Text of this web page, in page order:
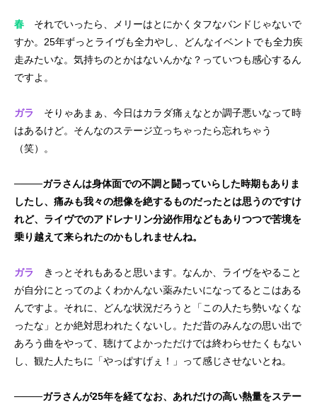
春 それでいったら、メリーはとにかくタフなバンドじゃないで
すか。25年ずっとライヴも全力やし、どんなイベントでも全力疾
走みたいな。気持ちのとかはないんかな？っていつも感心するん
ですよ。
ガラ
そりゃあまぁ、今日はカラダ痛ぇなとか調子悪いなって時
はあるけど。そんなのステージ立っちゃったら忘れちゃう
（笑）。
────ガラさんは身体面での不調と闘っていらした時期もありま
したし、痛みも我々の想像を絶するものだったとは思うのですけ
れど、ライヴでのアドレナリン分泌作用などもありつつで苦境を
乗り越えて来られたのかもしれませんね。
ガラ
きっとそれもあると思います。なんか、ライヴをやること
が自分にとってのよくわかんない薬みたいになってるとこはある
んですよ。それに、どんな状況だろうと「この人たち勢いなくな
ったな」とか絶対思われたくないし。ただ昔のみんなの思い出で
あろう曲をやって、聴けてよかっただけでは終わらせたくもない
し、観た人たちに「やっぱすげぇ！」って感じさせないとね。
────ガラさんが25年を経てなお、あれだけの高い熱量をステー